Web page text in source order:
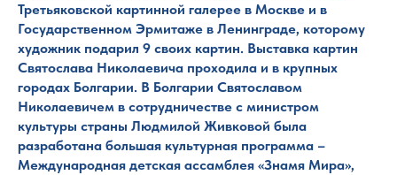
Третьяковской картинной галерее в Москве и в
Государственном Эрмитаже в Ленинграде, которому
художник подарил 9 своих картин. Выставка картин
Святослава Николаевича проходила и в крупных
городах Болгарии. В Болгарии Святославом
Николаевичем в сотрудничестве с министром
культуры страны Людмилой Живковой была
разработана большая культурная программа –
Международная детская ассамблея «Знамя Мира»,